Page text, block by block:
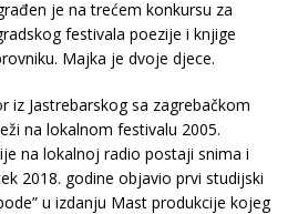
je na trećem konkursu za
festivala poezije i knjige
Majka je dvoje djece.
iz Jastrebarskog sa zagrebačkom
na lokalnom festivalu 2005.
na lokalnoj radio postaji snima i
2018. godine objavio prvi studijski
u izdanju Mast produkcije kojeg